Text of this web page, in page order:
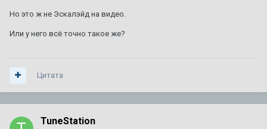
Но это ж не Эскалэйд на видео.
Или у него всё точно такое же?
Цитата
TuneStation